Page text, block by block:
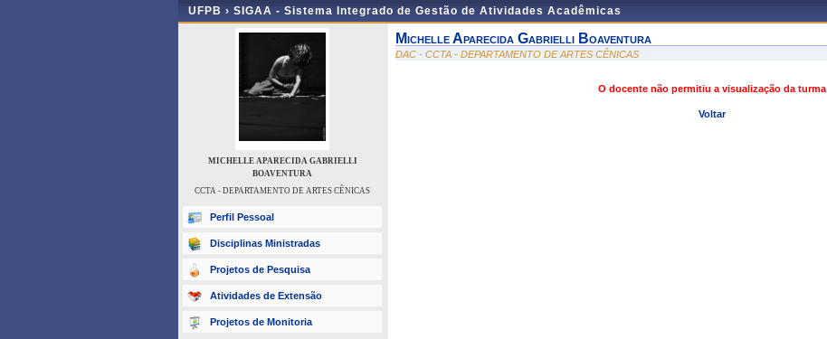
UFPB › SIGAA - Sistema Integrado de Gestão de Atividades Acadêmicas
MICHELLE APARECIDA GABRIELLI
BOAVENTURA
CCTA - DEPARTAMENTO DE ARTES CÊNICAS
Perfil Pessoal
Disciplinas Ministradas
Projetos de Pesquisa
Atividades de Extensão
Projetos de Monitoria
Michelle Aparecida Gabrielli Boaventura
DAC - CCTA - DEPARTAMENTO DE ARTES CÊNICAS
O docente não permitiu a visualização da turma
Voltar